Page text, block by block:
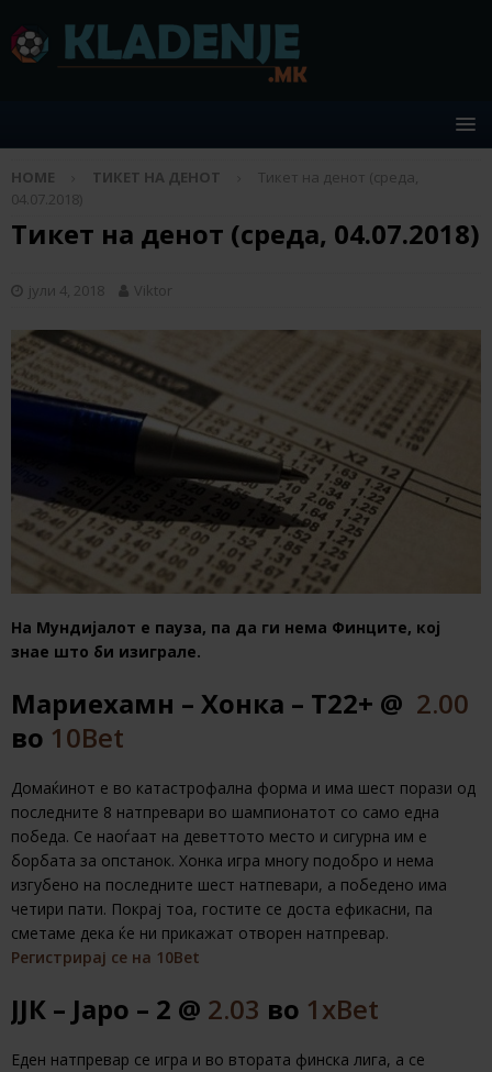
HOME ТИКЕТ НА ДЕНОТ
Тикет на денот (среда,
04.07.2018)
Тикет на денот (среда, 04.07.2018)
јули 4, 2018 Viktor
На Мундијалот е пауза, па да ги нема Финците, кој
знае што би изиграле.
Мариехамн – Хонка – Т22+ @ 2.00
во 10Bet
Домаќинот е во катастрофална форма и има шест порази од
последните 8 натпревари во шампионатот со само една
победа. Се наоѓаат на деветтото место и сигурна им е
борбата за опстанок. Хонка игра многу подобро и нема
изгубено на последните шест натпевари, а победено има
четири пати. Покрај тоа, гостите се доста ефикасни, па
сметаме дека ќе ни прикажат отворен натпревар.
Регистрирај се на 10Bet
ЈЈК – Јаро – 2 @ 2.03 во 1xBet
Еден натпревар се игра и во втората финска лига, а се